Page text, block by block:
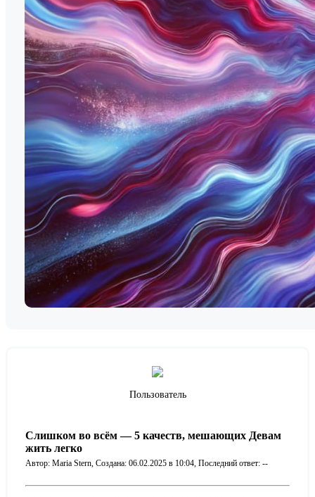
Пользователь
Слишком во всём — 5 качеств, мешающих Девам
жить легко
Автор: Maria Stern, Создана: 06.02.2025 в 10:04, Последний ответ: --